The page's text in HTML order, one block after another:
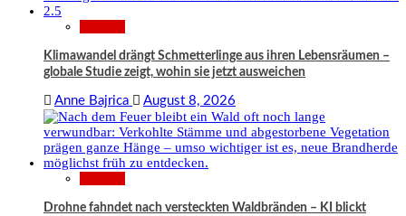
Klimawandel drängt Schmetterlinge aus ihren Lebensräumen –
globale Studie zeigt, wohin sie jetzt ausweichen
Anne Bajrica August 8, 2026
Drohne fahndet nach versteckten Waldbränden – KI blickt